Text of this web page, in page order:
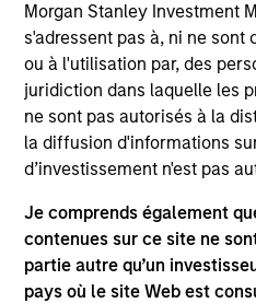
Morgan Stanley Investment
s'adressent pas à, ni ne
ou à l'utilisation par, des
juridiction dans laquelle les
ne sont pas autorisés à la
la diffusion d'informations
d’investissement n'est pas
Je comprends également
contenues sur ce site ne
partie autre qu’un
pays où le site Web est
Investment Team
Morgan Stanley Private
As of July 25, 2025. The
and educational purposes